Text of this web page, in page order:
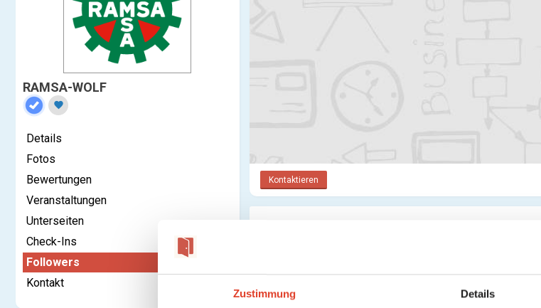
Zustimmung Details
RAMSA-WOLF
favorite
Details
Fotos
Bewertungen
Veranstaltungen
Unterseiten
Check-Ins
Followers
Kontakt
Kontaktieren